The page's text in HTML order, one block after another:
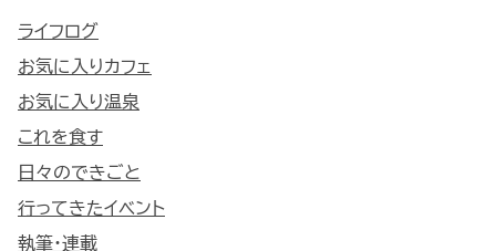
ライフログ
お気に入りカフェ
お気に入り温泉
これを食す
日々のできごと
行ってきたイベント
執筆・連載